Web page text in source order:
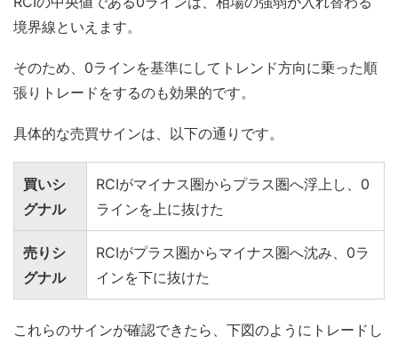
境界線といえます。
そのため、0ラインを基準にしてトレンド方向に乗った順
張りトレードをするのも効果的です。
具体的な売買サインは、以下の通りです。
買いシ
グナル
RCIがマイナス圏からプラス圏へ浮上し、0
ラインを上に抜けた
売りシ
グナル
RCIがプラス圏からマイナス圏へ沈み、0ラ
インを下に抜けた
これらのサインが確認できたら、下図のようにトレードし